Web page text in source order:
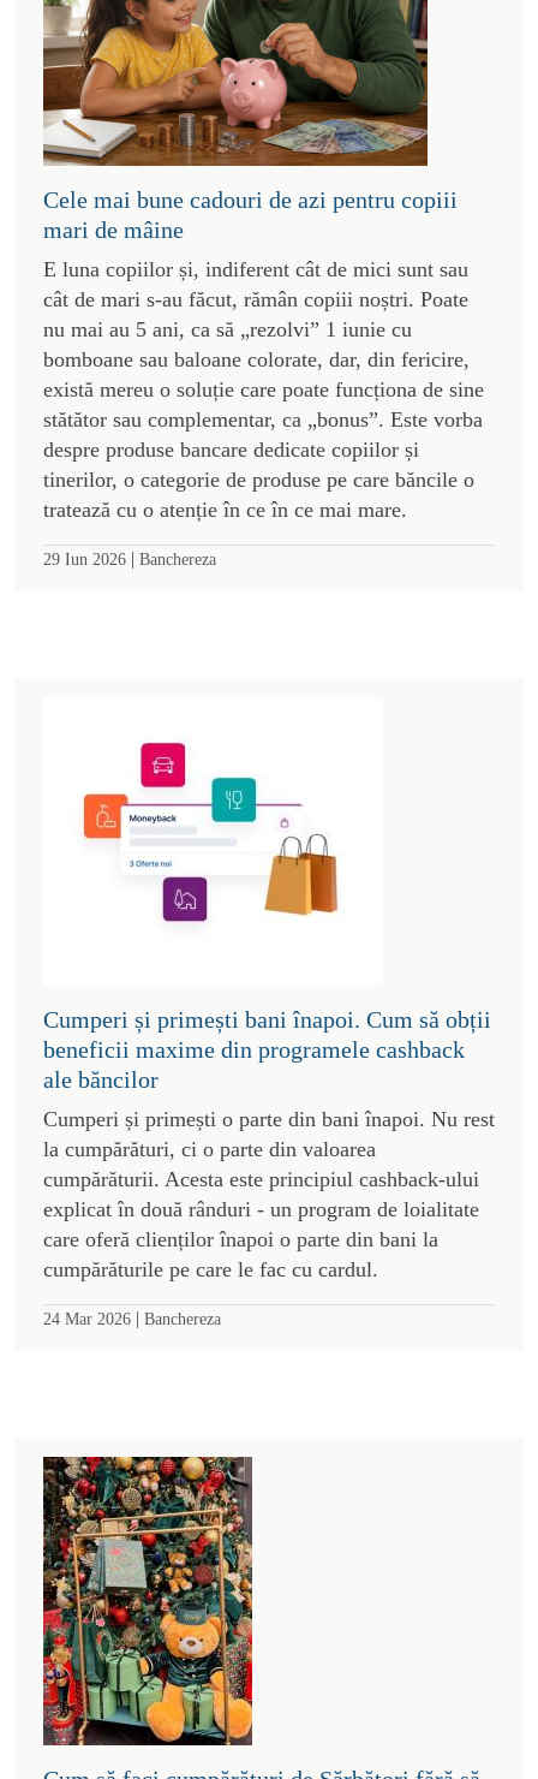
Cele mai bune cadouri de azi pentru copiii
mari de mâine
E luna copiilor și, indiferent cât de mici sunt sau
cât de mari s-au făcut, rămân copiii noștri. Poate
nu mai au 5 ani, ca să „rezolvi” 1 iunie cu
bomboane sau baloane colorate, dar, din fericire,
există mereu o soluție care poate funcționa de sine
stătător sau complementar, ca „bonus”. Este vorba
despre produse bancare dedicate copiilor și
tinerilor, o categorie de produse pe care băncile o
tratează cu o atenție în ce în ce mai mare.
29 Iun 2026 | Banchereza
Cumperi și primești bani înapoi. Cum să obții
beneficii maxime din programele cashback
ale băncilor
Cumperi și primești o parte din bani înapoi. Nu rest
la cumpărături, ci o parte din valoarea
cumpărăturii. Acesta este principiul cashback-ului
explicat în două rânduri - un program de loialitate
care oferă clienților înapoi o parte din bani la
cumpărăturile pe care le fac cu cardul.
24 Mar 2026 | Banchereza